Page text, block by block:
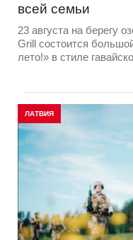
всей семьи
23 августа на берегу
Grill состоится
лето!» в стиле
ЛАТВИЯ